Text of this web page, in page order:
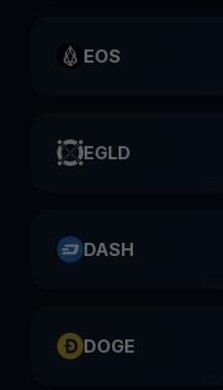
EOS
EGLD
DASH
DOGE